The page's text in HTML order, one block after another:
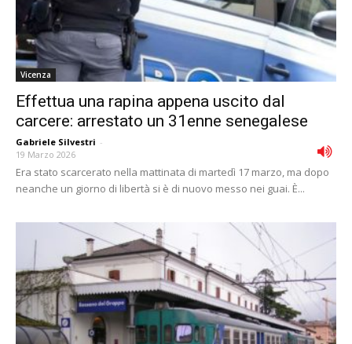
Vicenza
Effettua una rapina appena uscito dal
carcere: arrestato un 31enne senegalese
Gabriele Silvestri -
19 Marzo 2026
Era stato scarcerato nella mattinata di martedì 17 marzo, ma dopo
neanche un giorno di libertà si è di nuovo messo nei guai. È...